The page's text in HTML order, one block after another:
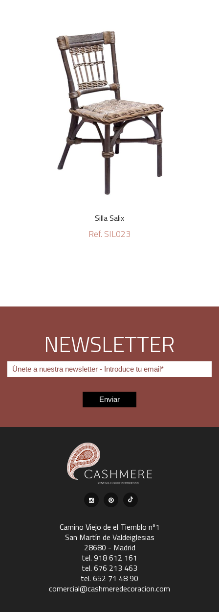
Silla Salix
Ref. SIL023
NEWSLETTER
Camino Viejo de el Tiemblo nº1
San Martín de Valdeiglesias
28680 - Madrid
tel. 918 612 161
tel. 676 213 463
tel. 652 71 48 90
comercial@cashmeredecoracion.com